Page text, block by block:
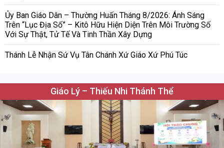
Ủy Ban Giáo Dân – Thường Huấn Tháng 8/2026: Ánh Sáng
Trên “Lục Địa Số” – Kitô Hữu Hiện Diện Trên Môi Trường Số
Với Sự Thật, Tử Tế Và Tinh Thần Xây Dựng
Thánh Lễ Nhận Sứ Vụ Tân Chánh Xứ Giáo Xứ Phú Túc
Giáo Lý – Thiếu Nhi Thánh Thể